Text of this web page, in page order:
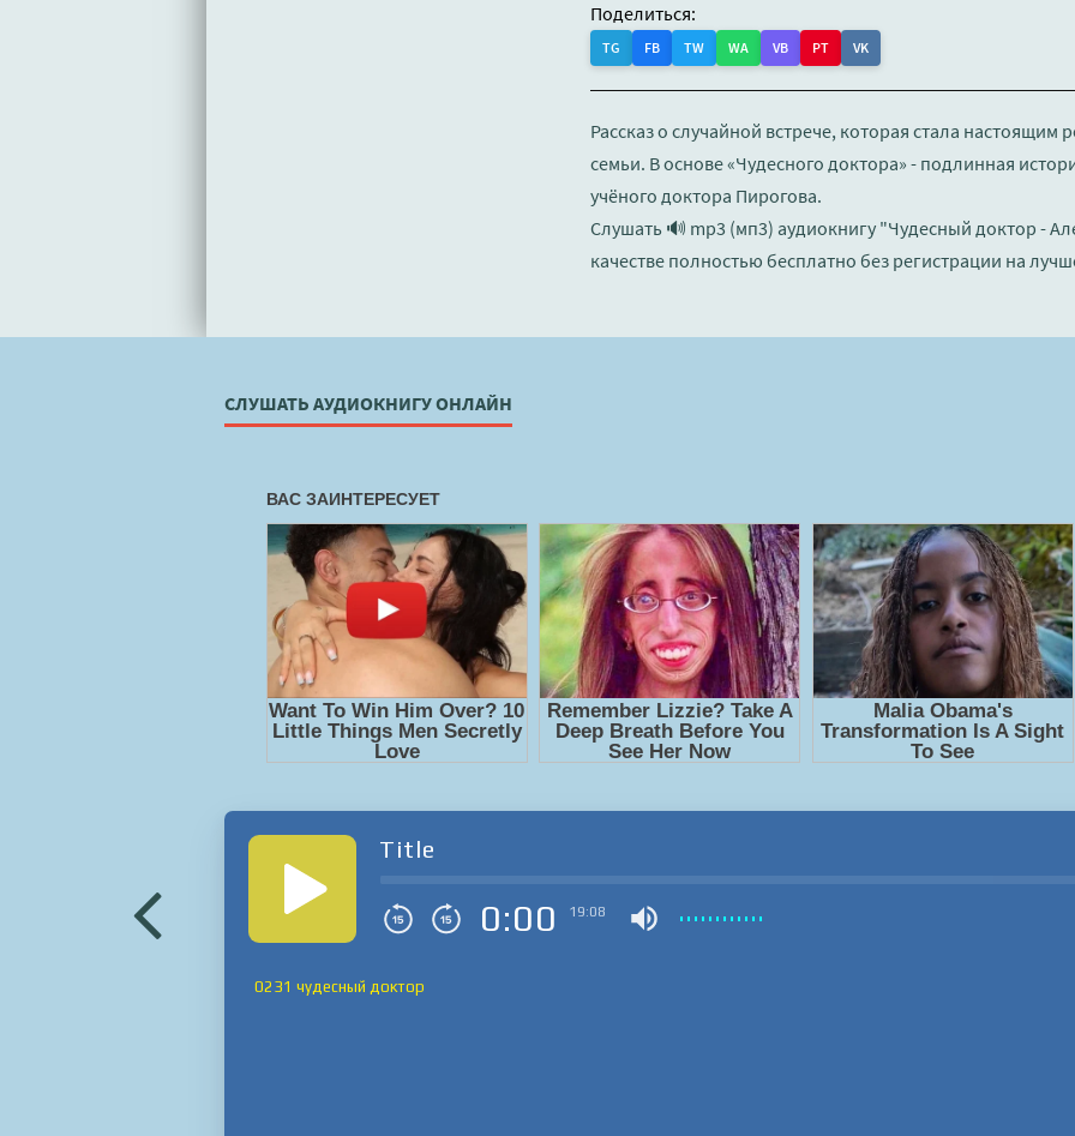
Поделиться:
TG FB TW WA VB PT VK
Рассказ о случайной встрече, которая стала
семьи. В основе «Чудесного доктора» - подлинная
учёного доктора Пирогова.
Слушать 🔊 mp3 (мп3) аудиокнигу "Чудесный доктор -
качестве полностью бесплатно без регистрации на
СЛУШАТЬ АУДИОКНИГУ ОНЛАЙН
Title
0:00 19:08
0231 чудесный доктор